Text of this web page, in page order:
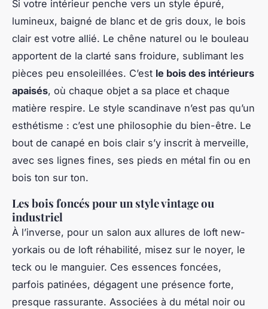
Si votre intérieur penche vers un style épuré,
lumineux, baigné de blanc et de gris doux, le bois
clair est votre allié. Le chêne naturel ou le bouleau
apportent de la clarté sans froidure, sublimant les
pièces peu ensoleillées. C’est le bois des intérieurs
apaisés, où chaque objet a sa place et chaque
matière respire. Le style scandinave n’est pas qu’un
esthétisme : c’est une philosophie du bien-être. Le
bout de canapé en bois clair s’y inscrit à merveille,
avec ses lignes fines, ses pieds en métal fin ou en
bois ton sur ton.
Les bois foncés pour un style vintage ou
industriel
À l’inverse, pour un salon aux allures de loft new-
yorkais ou de loft réhabilité, misez sur le noyer, le
teck ou le manguier. Ces essences foncées,
parfois patinées, dégagent une présence forte,
presque rassurante. Associées à du métal noir ou